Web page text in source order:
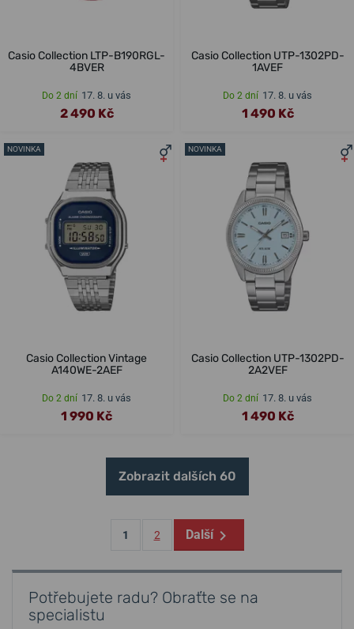
Casio Collection LTP-B190RGL-
4BVER
Do 2 dní 17. 8. u vás
2 490 Kč
Casio Collection UTP-1302PD-
1AVEF
Do 2 dní 17. 8. u vás
1 490 Kč
NOVINKA
Casio Collection Vintage
A140WE-2AEF
Do 2 dní 17. 8. u vás
1 990 Kč
NOVINKA
Casio Collection UTP-1302PD-
2A2VEF
Do 2 dní 17. 8. u vás
1 490 Kč
Zobrazit dalších 60
1 2 Další
Potřebujete radu? Obraťte se na
specialistu